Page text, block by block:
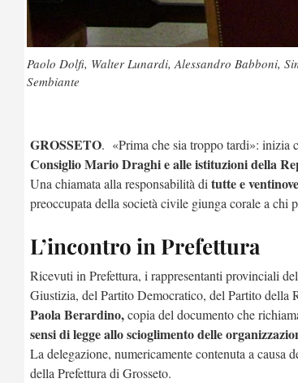
Paolo Dolfi, Walter Lunardi, Alessandro Babboni,
Sembiante
GROSSETO. «Prima che sia troppo tardi»: inizia
Consiglio Mario Draghi e alle istituzioni della
Una chiamata alla responsabilità ditutte e
preoccupata della società civile giunga corale a chi
L’incontro in Prefettura
Ricevuti in Prefettura, i rappresentanti provinciali
Giustizia, del Partito Democratico, del Partito della
Paola Berardino,copia del documento che
sensi di legge allo scioglimento delle
La delegazione, numericamente contenuta a causa
della Prefettura di Grosseto.